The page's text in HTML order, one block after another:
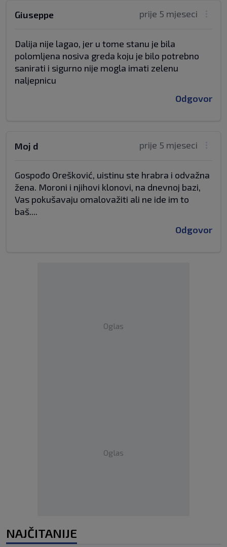
prije 5 mjeseci
Giuseppe
Dalija nije lagao, jer u tome stanu je bila
polomljena nosiva greda koju je bilo potrebno
sanirati i sigurno nije mogla imati zelenu
naljepnicu
Odgovor
prije 5 mjeseci
Moj d
Gospođo Orešković, uistinu ste hrabra i odvažna
žena. Moroni i njihovi klonovi, na dnevnoj bazi,
Vas pokušavaju omalovažiti ali ne ide im to
baš....
Odgovor
Oglas
Oglas
NAJČITANIJE